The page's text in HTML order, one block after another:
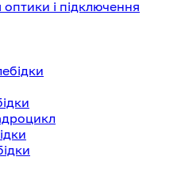
і підключення